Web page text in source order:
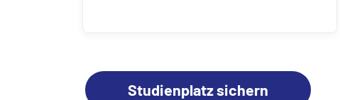
Studienplatz sichern